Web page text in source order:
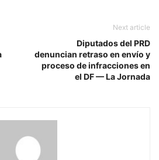
Next article
Diputados del PRD
denuncian retraso en envío y
proceso de infracciones en
el DF — La Jornada